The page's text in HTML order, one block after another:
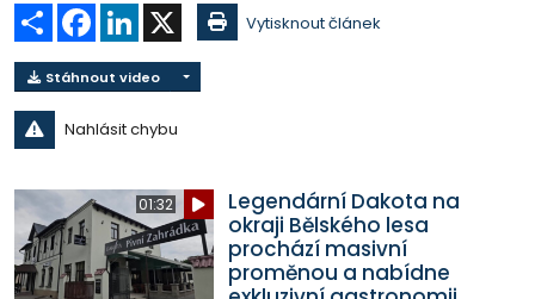
Sdílet Facebook
LinkedIn Vytisknout článek
Stáhnout video
Nahlásit chybu
01:32
Legendární Dakota na
okraji Bělského lesa
prochází masivní
proměnou a nabídne